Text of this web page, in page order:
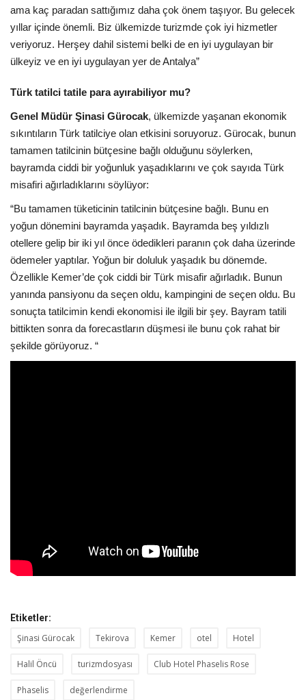
ama kaç paradan sattığımız daha çok önem taşıyor. Bu gelecek
yıllar içinde önemli. Biz ülkemizde turizmde çok iyi hizmetler
veriyoruz. Herşey dahil sistemi belki de en iyi uygulayan bir
ülkeyiz ve en iyi uygulayan yer de Antalya”
Türk tatilci tatile para ayırabiliyor mu?
Genel Müdür Şinasi Gürocak, ülkemizde yaşanan ekonomik
sıkıntıların Türk tatilciye olan etkisini soruyoruz. Gürocak, bunun
tamamen tatilcinin bütçesine bağlı olduğunu söylerken,
bayramda ciddi bir yoğunluk yaşadıklarını ve çok sayıda Türk
misafiri ağırladıklarını söylüyor:
“Bu tamamen tüketicinin tatilcinin bütçesine bağlı. Bunu en
yoğun dönemini bayramda yaşadık. Bayramda beş yıldızlı
otellere gelip bir iki yıl önce ödedikleri paranın çok daha üzerinde
ödemeler yaptılar. Yoğun bir doluluk yaşadık bu dönemde.
Özellikle Kemer’de çok ciddi bir Türk misafir ağırladık. Bunun
yanında pansiyonu da seçen oldu, kampingini de seçen oldu. Bu
sonuçta tatilcimin kendi ekonomisi ile ilgili bir şey. Bayram tatili
bittikten sonra da forecastların düşmesi ile bunu çok rahat bir
şekilde görüyoruz. “
Etiketler:
Şinasi Gürocak Tekirova Kemer otel Hotel
Halil Öncü turizmdosyası Club Hotel Phaselis Rose
Phaselis değerlendirme